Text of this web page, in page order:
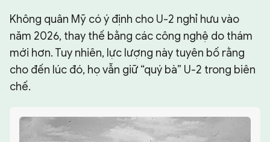
Không quân Mỹ có ý định cho U-2 nghỉ hưu vào
năm 2026, thay thế bằng các công nghệ do thám
mới hơn. Tuy nhiên, lực lượng này tuyên bố rằng
cho đến lúc đó, họ vẫn giữ “quý bà” U-2 trong biên
chế.